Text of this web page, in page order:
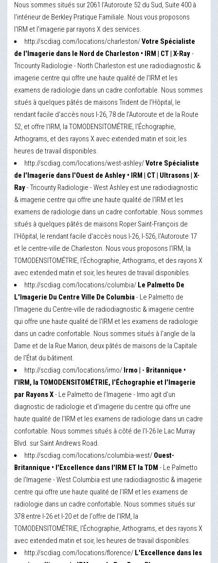
Nous sommes situés sur 2061 l'Autoroute 52 du Sud, Suite 400 à
l'intérieur de Berkley Pratique Familiale. Nous vous proposons
l'IRM et l'imagerie par rayons X des services.
http://scdiag.com/locations/charleston/Votre Spécialiste
de l'Imagerie dans le Nord de Charleston • IRM | CT | X-Ray-
Tricounty Radiologie - North Charleston est une radiodiagnostic &
imagerie centre qui offre une haute qualité de l'IRM et les
examens de radiologie dans un cadre confortable. Nous sommes
situés à quelques pâtés de maisons Trident de l'Hôpital, le
rendant facile d'accès nous I-26, 78 de l'Autoroute et de la Route
52, et offre l'IRM, la TOMODENSITOMÉTRIE, l'Échographie,
Arthograms, et des rayons X avec extended matin et soir, les
heures de travail disponibles.
http://scdiag.com/locations/west-ashley/Votre Spécialiste
de l'Imagerie dans l'Ouest de Ashley • IRM | CT | Ultrasons | X-
Ray- Tricounty Radiologie - West Ashley est une radiodiagnostic
& imagerie centre qui offre une haute qualité de l'IRM et les
examens de radiologie dans un cadre confortable. Nous sommes
situés à quelques pâtés de maisons Roper Saint-François de
l'Hôpital, le rendant facile d'accès nous I-26, I-526, l'Autoroute 17
et le centre-ville de Charleston. Nous vous proposons l'IRM, la
TOMODENSITOMÉTRIE, l'Échographie, Arthograms, et des rayons X
avec extended matin et soir, les heures de travail disponibles.
http://scdiag.com/locations/columbia/ Le Palmetto De
L'Imagerie Du Centre Ville De Columbia- Le Palmetto de
l'Imagerie du Centre-ville de radiodiagnostic & imagerie centre
qui offre une haute qualité de l'IRM et les examens de radiologie
dans un cadre confortable. Nous sommes situés à l'angle de la
Dame et de la Rue Marion, deux pâtés de maisons de la Capitale
de l'État du bâtiment.
http://scdiag.com/locations/irmo/ Irmo | - Britannique •
l'IRM, la TOMODENSITOMÉTRIE, l'Échographie et l'Imagerie
par Rayons X- Le Palmetto de l'Imagerie - Irmo agit d'un
diagnostic de radiologie et d'imagerie du centre qui offre une
haute qualité de l'IRM et les examens de radiologie dans un cadre
confortable. Nous sommes situés à côté de l'I-26 le Lac Murray
Blvd. sur Saint Andrews Road.
http://scdiag.com/locations/columbia-west/ Ouest-
Britannique • l'Excellence dans l'IRM ET la TDM - Le Palmetto
de l'Imagerie - West Columbia est une radiodiagnostic & imagerie
centre qui offre une haute qualité de l'IRM et les examens de
radiologie dans un cadre confortable. Nous sommes situés sur
378 entre I-26 et I-20 et de l'offre de l'IRM, la
TOMODENSITOMÉTRIE, l'Échographie, Arthograms, et des rayons X
avec extended matin et soir, les heures de travail disponibles.
http://scdiag.com/locations/florence/ L'Excellence dans les